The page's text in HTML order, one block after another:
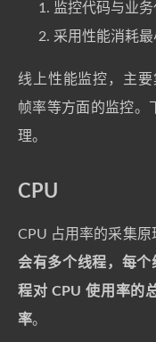
监控代码与业
采用性能消耗
线上性能监控，主
帧率等方面的监控。
理。
CPU
CPU 占用率的采集
会有多个线程，每个
程对 CPU 使用率的
率。